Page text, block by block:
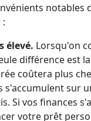
notables
élevé. Lorsqu'on
différence est
coûtera plus
s'accumulent sur
Si vos finances
votre prêt